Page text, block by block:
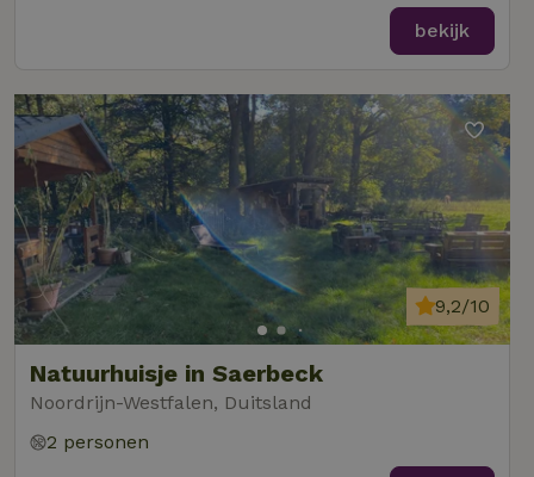
bekijk
Natuurhuisje in Saerbeck
Noordrijn-Westfalen, Duitsland
9,2/10
2 personen